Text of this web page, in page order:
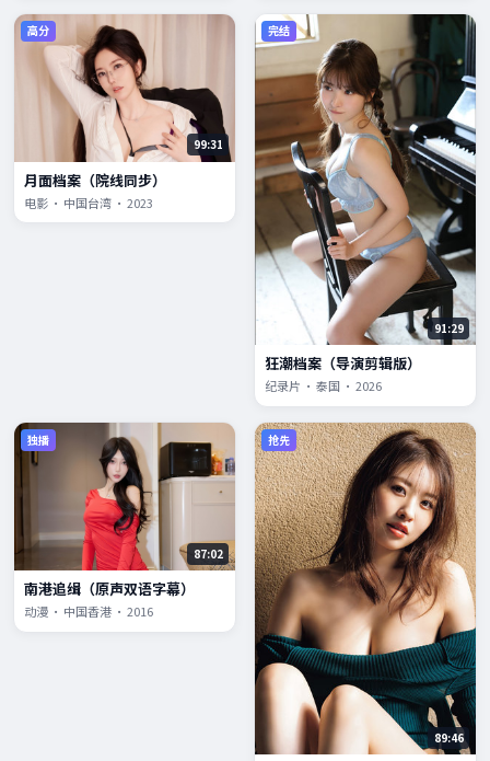
高分
99:31
月面档案（院线同步）
电影 · 中国台湾 · 2023
完结
91:29
狂潮档案（导演剪辑版）
纪录片 · 泰国 · 2026
独播
87:02
南港追缉（原声双语字幕）
动漫 · 中国香港 · 2016
抢先
89:46